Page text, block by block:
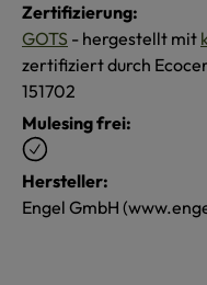
Zertifizierung:
GOTS - hergestellt mit
zertifiziert durch
151702
Mulesing frei:
Hersteller:
Engel GmbH